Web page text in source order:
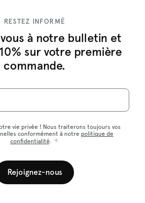
RESTEZ INFORMÉ
à notre bulletin et
sur votre première
commande.
vie privée ! Nous traiterons toujours vos
conformément à notre politique de
confidentialité.
Rejoignez-nous